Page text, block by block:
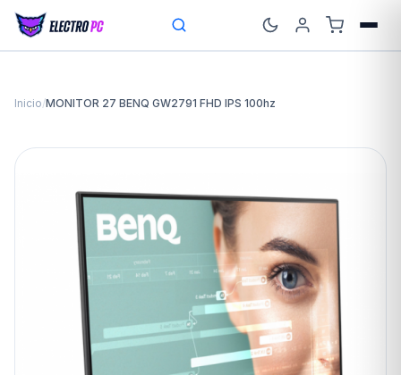
Inicio/MONITOR 27 BENQ GW2791 FHD IPS 100hz